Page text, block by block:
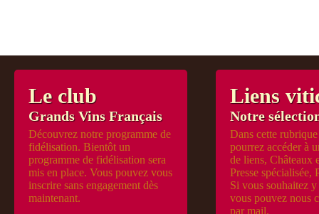
Le club
Grands Vins Français
Découvrez notre programme de
fidélisation. Bientôt un
programme de fidélisation sera
mis en place. Vous pouvez vous
inscrire sans engagement dès
maintenant.
Liens
Notre
Dans cette
pourrez accéder à
de liens, Châteaux
Presse spécialisée,
Si vous souhaitez
vous pouvez nous
par mail.